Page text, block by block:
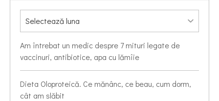
Am întrebat un medic despre 7 mituri legate de
vaccinuri, antibiotice, apa cu lămîie
Dieta Oloproteică. Ce mănânc, ce beau, cum dorm,
cât am slăbit